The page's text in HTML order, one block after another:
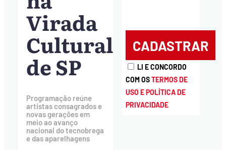
Virada
Cultural
de SP
Programação reúne
artistas consagrados e
novas gerações em
meio ao avanço
nacional do tecnobrega
e das aparelhagens
LI E CONCORDO
COM OSTERMOS DE
USO E POLÍTICA DE
PRIVACIDADE